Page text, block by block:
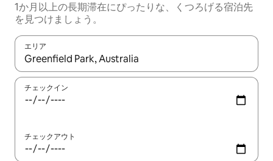
1か月以上の長期滞在にぴったりな、くつろげる宿泊先
を見つけましょう。
エリア
検索結果が表示されたら、上下の矢印キーを使って移動するか
チェックイン
チェックアウト